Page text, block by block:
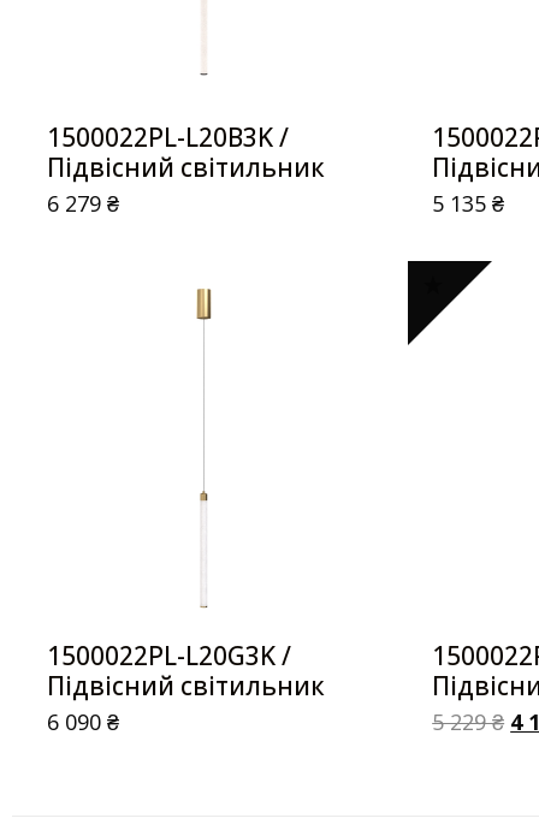
1500022PL-L20B3K /
Підвісний світильник
6 279₴ 5 135₴
1500022PL-L20G3K /
Підвісний світильник
6 090₴ 5 229₴ 4